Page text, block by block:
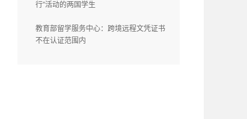
行”活动的两国学生
教育部留学服务中心：跨境远程文凭证书
不在认证范围内